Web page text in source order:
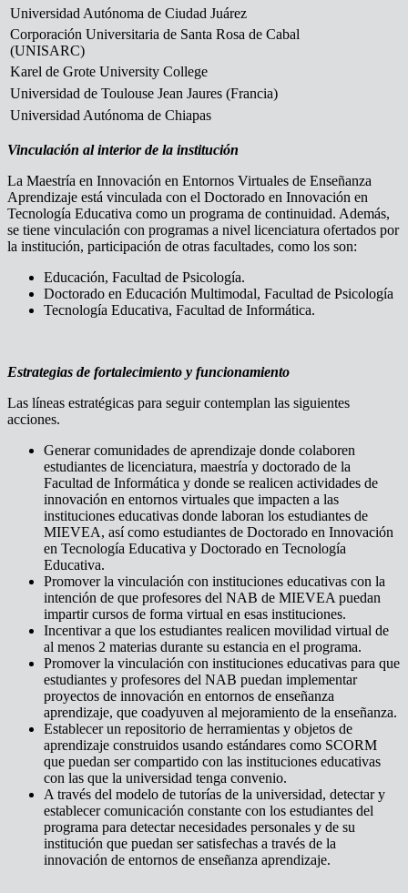
Universidad Autónoma de Ciudad Juárez
Corporación Universitaria de Santa Rosa de Cabal
(UNISARC)
Karel de Grote University College
Universidad de Toulouse Jean Jaures (Francia)
Universidad Autónoma de Chiapas
Vinculación al interior de la institución
La Maestría en Innovación en Entornos Virtuales de Enseñanza
Aprendizaje está vinculada con el Doctorado en Innovación en
Tecnología Educativa como un programa de continuidad. Además,
se tiene vinculación con programas a nivel licenciatura ofertados por
la institución, participación de otras facultades, como los son:
Educación, Facultad de Psicología.
Doctorado en Educación Multimodal, Facultad de Psicología
Tecnología Educativa, Facultad de Informática.
Estrategias de fortalecimiento y funcionamiento
Las líneas estratégicas para seguir contemplan las siguientes
acciones.
Generar comunidades de aprendizaje donde colaboren
estudiantes de licenciatura, maestría y doctorado de la
Facultad de Informática y donde se realicen actividades de
innovación en entornos virtuales que impacten a las
instituciones educativas donde laboran los estudiantes de
MIEVEA, así como estudiantes de Doctorado en Innovación
en Tecnología Educativa y Doctorado en Tecnología
Educativa.
Promover la vinculación con instituciones educativas con la
intención de que profesores del NAB de MIEVEA puedan
impartir cursos de forma virtual en esas instituciones.
Incentivar a que los estudiantes realicen movilidad virtual de
al menos 2 materias durante su estancia en el programa.
Promover la vinculación con instituciones educativas para que
estudiantes y profesores del NAB puedan implementar
proyectos de innovación en entornos de enseñanza
aprendizaje, que coadyuven al mejoramiento de la enseñanza.
Establecer un repositorio de herramientas y objetos de
aprendizaje construidos usando estándares como SCORM
que puedan ser compartido con las instituciones educativas
con las que la universidad tenga convenio.
A través del modelo de tutorías de la universidad, detectar y
establecer comunicación constante con los estudiantes del
programa para detectar necesidades personales y de su
institución que puedan ser satisfechas a través de la
innovación de entornos de enseñanza aprendizaje.